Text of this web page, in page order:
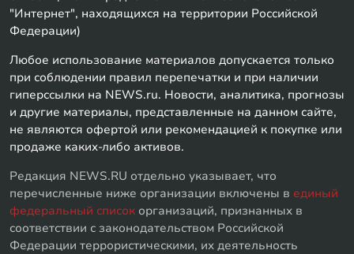
"Интернет", находящихся на территории Российской
Федерации)
Любое использование материалов допускается только
при соблюдении правил перепечатки и при наличии
гиперссылки на NEWS.ru. Новости, аналитика, прогнозы
и другие материалы, представленные на данном сайте,
не являются офертой или рекомендацией к покупке или
продаже каких-либо активов.
Редакция NEWS.RU отдельно указывает, что
перечисленные ниже организации включены в единый
федеральный список организаций, признанных в
соответствии с законодательством Российской
Федерации террористическими, их деятельность